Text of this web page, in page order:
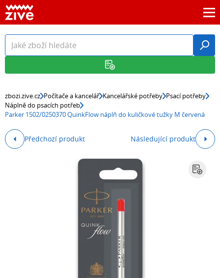
zbozi.zive.cz Počítače a kancelář Kancelářské potřeby Psací potřeby
Náplně do psacích potřeb
Parker 1502/0250370 QuinkFlow náplň do kuličkové tužky M červená
Předchozí produkt Následující produkt